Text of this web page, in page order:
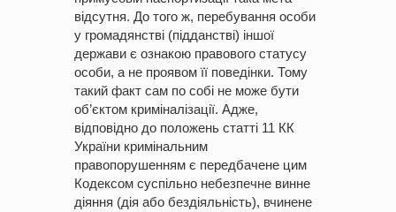
відсутня. До того ж, перебування особи
у громадянстві (підданстві) іншої
держави є ознакою правового статусу
особи, а не проявом її поведінки. Тому
такий факт сам по собі не може бути
об’єктом криміналізації. Адже,
відповідно до положень статті 11 КК
України кримінальним
правопорушенням є передбачене цим
Кодексом суспільно небезпечне винне
діяння (дія або бездіяльність), вчинене